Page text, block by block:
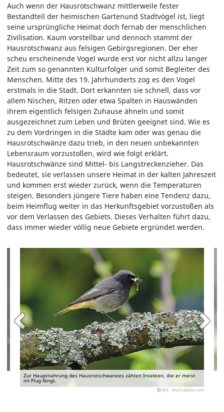
Auch wenn der Hausrotschwanz mittlerweile fester
Bestandteil der heimischen Gartenund Stadtvögel ist, liegt
seine ursprüngliche Heimat doch fernab der menschlichen
Zivilisation. Kaum vorstellbar und dennoch stammt der
Hausrotschwanz aus felsigen Gebirgsregionen. Der eher
scheu erscheinende Vogel wurde erst vor nicht allzu langer
Zeit zum so genannten Kulturfolger und somit Begleiter des
Menschen. Mitte des 19. Jahrhunderts zog es den Vogel
erstmals in die Stadt. Dort erkannten sie schnell, dass vor
allem Nischen, Ritzen oder etwa Spalten in Hauswänden
ihrem eigentlich felsigen Zuhause ähneln und somit
ausgezeichnet zum Leben und Brüten geeignet sind. Wie es
zu dem Vordringen in die Städte kam oder was genau die
Hausrotschwänze dazu trieb, in den neuen unbekannten
Lebensraum vorzustoßen, wird wie folgt erklärt.
Hausrotschwänze sind Mittel- bis Langstreckenzieher. Das
bedeutet, sie verlassen unsere Heimat in der kalten Jahreszeit
und kommen erst wieder zurück, wenn die Temperaturen
steigen. Besonders jüngere Tiere haben eine Tendenz dazu,
beim Heimflug weiter in das Herkunftsgebiet vorzustoßen als
vor dem Verlassen des Gebiets. Dieses Verhalten führt dazu,
dass immer wieder völlig neue Gebiete ergründet werden.
Zur Hauptnahrung des Hausrotschwanzes zählen Insekten, die er meist
im Flug fängt.
JRG - stock.adobe.com